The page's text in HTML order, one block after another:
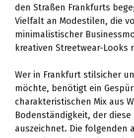
den Straßen Frankfurts
Vielfalt an Modestilen, die
minimalistischer
kreativen Streetwear-Looks
Wer in Frankfurt stilsicher
möchte, benötigt ein
charakteristischen Mix aus
Bodenständigkeit, der diese
auszeichnet. Die folgenden